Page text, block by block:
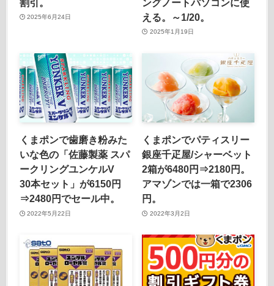
割引。
2025年6月24日
ングノートパソコンに使
える。～1/20。
2025年1月19日
くまポンで歯磨き粉みた
いな色の「佐藤製薬 スパ
ークリングユンケルV
30本セット」が6150円
⇒2480円でセール中。
2022年5月22日
くまポンでパティスリー
銀座千疋屋/シャーベット
2箱が6480円⇒2180円。
アマゾンでは一箱で2306
円。
2022年3月2日